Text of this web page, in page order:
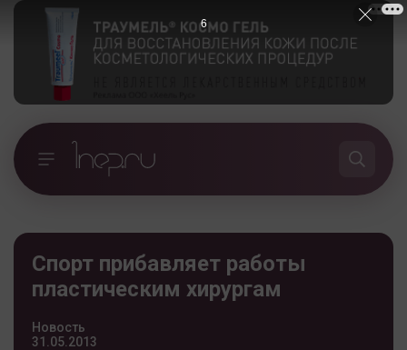
Спорт прибавляет работы
пластическим хирургам
Новость
31.05.2013
5